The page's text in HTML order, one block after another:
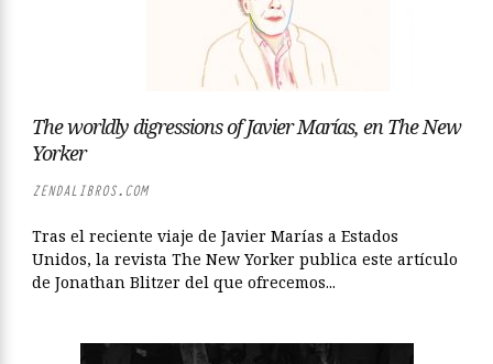
The worldly digressions of Javier Marías, en The New
Yorker
ZENDALIBROS.COM
Tras el reciente viaje de Javier Marías a Estados
Unidos, la revista The New Yorker publica este artículo
de Jonathan Blitzer del que ofrecemos...